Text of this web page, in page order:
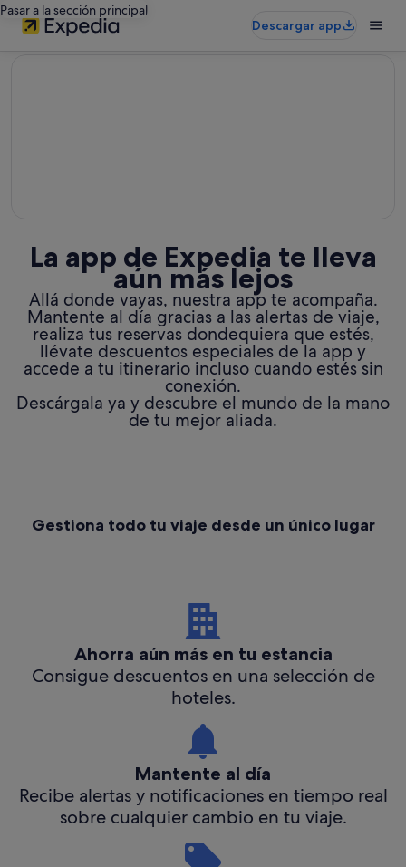
Pasar a la sección principal
Descargar app
La app de Expedia te lleva
aún más lejos
Allá donde vayas, nuestra app te acompaña.
Mantente al día gracias a las alertas de viaje,
realiza tus reservas dondequiera que estés,
llévate descuentos especiales de la app y
accede a tu itinerario incluso cuando estés sin
conexión.
Descárgala ya y descubre el mundo de la mano
de tu mejor aliada.
Gestiona todo tu viaje desde un único lugar
Ahorra aún más en tu estancia
Consigue descuentos en una selección de
hoteles.
Mantente al día
Recibe alertas y notificaciones en tiempo real
sobre cualquier cambio en tu viaje.